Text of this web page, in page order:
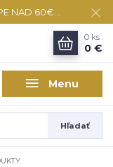
NAD 60€...
Menu
Hľadať
0 ks
0 €